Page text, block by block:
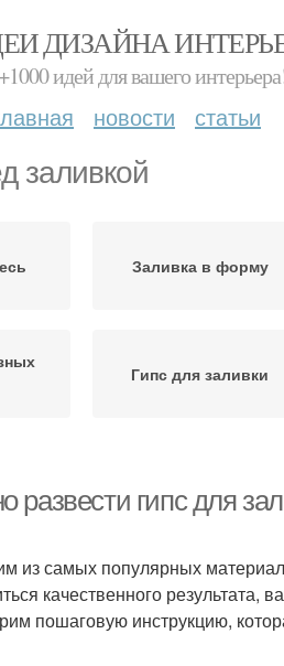
ДИЗАЙНА
+1000 идей для вашего
новости статьи
заливкой
Заливка в форму
Гипс для заливки
развести гипс для
из самых популярных
качественного результата,
пошаговую инструкцию,